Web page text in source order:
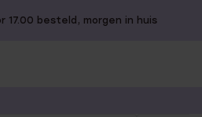
17.00 besteld, morgen in huis